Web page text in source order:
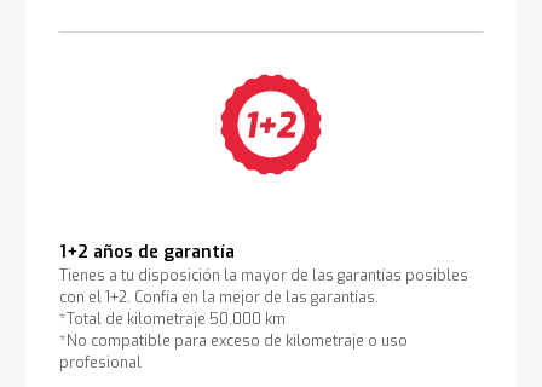
1+2 años de garantía
Tienes a tu disposición la mayor de las garantías posibles
con el 1+2. Confía en la mejor de las garantías.
*Total de kilometraje 50.000 km
*No compatible para exceso de kilometraje o uso
profesional